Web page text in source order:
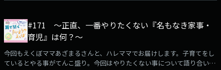
#171 〜正直、一番やりたくない『名もなき家事・
育児』は何？〜
今回もえくぼママあざまるさんと、ハレママでお届けします。子育てをし
ているとやる事がてんこ盛り。今回はやりたくない事について語り合いま